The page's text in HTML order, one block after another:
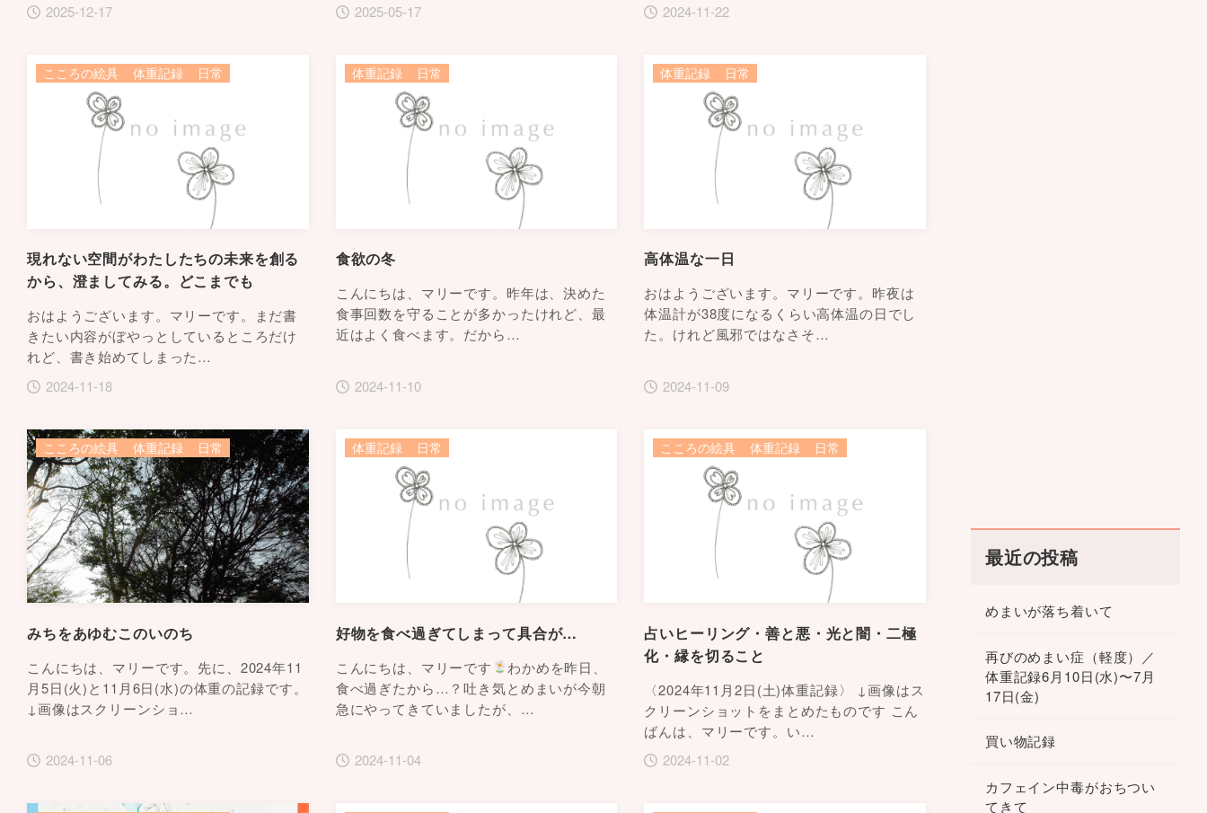
2025-12-17
2025-05-17
2024-11-22
現れない空間がわたしたちの未来を創る
から、澄ましてみる。どこまでも
おはようございます。マリーです。まだ書
きたい内容がぼやっとしているところだけ
れど、書き始めてしまった…
2024-11-18
こころの絵具 体重記録 日常
食欲の冬
こんにちは、マリーです。昨年は、決めた
食事回数を守ることが多かったけれど、最
近はよく食べます。だから…
2024-11-10
体重記録 日常
高体温な一日
おはようございます。マリーです。昨夜は
体温計が38度になるくらい高体温の日でし
た。けれど風邪ではなさそ…
2024-11-09
体重記録 日常
みちをあゆむこのいのち
こんにちは、マリーです。先に、2024年11
月5日(火)と11月6日(水)の体重の記録です。
↓画像はスクリーンショ…
2024-11-06
こころの絵具 体重記録 日常
好物を食べ過ぎてしまって具合が…
こんにちは、マリーです
わかめを昨日、
食べ過ぎたから…？吐き気とめまいが今朝
急にやってきていましたが、…
2024-11-04
体重記録 日常
占いヒーリング・善と悪・光と闇・二極
化・縁を切ること
〈2024年11月2日(土)体重記録〉 ↓画像はス
クリーンショットをまとめたものです こん
ばんは、マリーです。い…
2024-11-02
こころの絵具 体重記録 日常
最近の投稿
めまいが落ち着いて
再びのめまい症（軽度）／
体重記録6月10日(水)〜7月
17日(金)
買い物記録
カフェイン中毒がおちつい
てきて